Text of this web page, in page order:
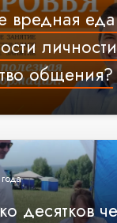
вредная
общения?
десятков